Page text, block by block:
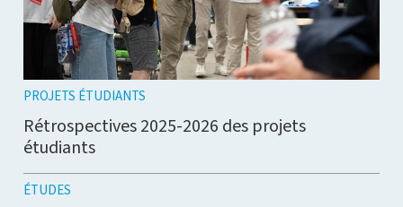
PROJETS ÉTUDIANTS
Rétrospectives 2025-2026 des projets
étudiants
ÉTUDES